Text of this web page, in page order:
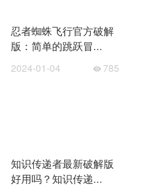
忍者蜘蛛飞行官方破解
版：简单的跳跃冒...
2024-01-04 785
知识传递者最新破解版
好用吗？知识传递...